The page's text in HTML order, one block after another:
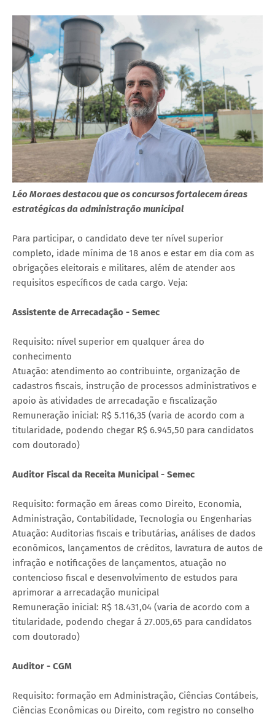
Léo Moraes destacou que os concursos fortalecem áreas
estratégicas da administração municipal
Para participar, o candidato deve ter nível superior
completo, idade mínima de 18 anos e estar em dia com as
obrigações eleitorais e militares, além de atender aos
requisitos específicos de cada cargo. Veja:
Assistente de Arrecadação - Semec
Requisito: nível superior em qualquer área do
conhecimento
Atuação: atendimento ao contribuinte, organização de
cadastros fiscais, instrução de processos administrativos e
apoio às atividades de arrecadação e fiscalização
Remuneração inicial: R$ 5.116,35 (varia de acordo com a
titularidade, podendo chegar R$ 6.945,50 para candidatos
com doutorado)
Auditor Fiscal da Receita Municipal - Semec
Requisito: formação em áreas como Direito, Economia,
Administração, Contabilidade, Tecnologia ou Engenharias
Atuação: Auditorias fiscais e tributárias, análises de dados
econômicos, lançamentos de créditos, lavratura de autos de
infração e notificações de lançamentos, atuação no
contencioso fiscal e desenvolvimento de estudos para
aprimorar a arrecadação municipal
Remuneração inicial: R$ 18.431,04 (varia de acordo com a
titularidade, podendo chegar á 27.005,65 para candidatos
com doutorado)
Auditor - CGM
Requisito: formação em Administração, Ciências Contábeis,
Ciências Econômicas ou Direito, com registro no conselho